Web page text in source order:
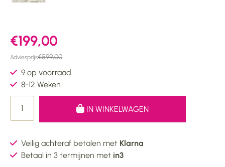
€199,00
Adviesprijs€599,00
9 op voorraad
8-12 Weken
IN WINKELWAGEN
Veilig achteraf betalen met Klarna
Betaal in 3 termijnen met in3